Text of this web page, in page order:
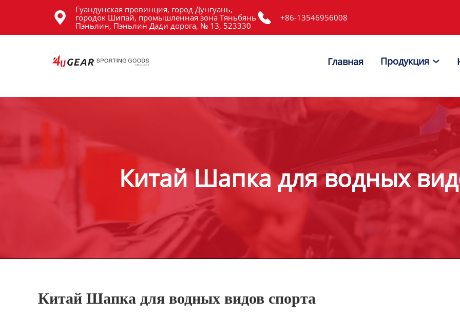

Гуандунская провинция, город Дунгуань,
городок Шипай, промышленная зона Тяньбянь
Пэньлин, Пэньлин Дади дорога, № 13, 523330
 +86-13546956008
Главная Продукция 
Китай Шапка для водных
Китай Шапка для водных видов спорта